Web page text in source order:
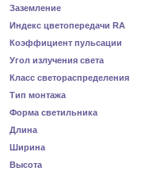
Заземление
Индекс цветопередачи RA
Коэффициент пульсации
Угол излучения света
Класс светораспределения
Тип монтажа
Форма светильника
Длина
Ширина
Высота